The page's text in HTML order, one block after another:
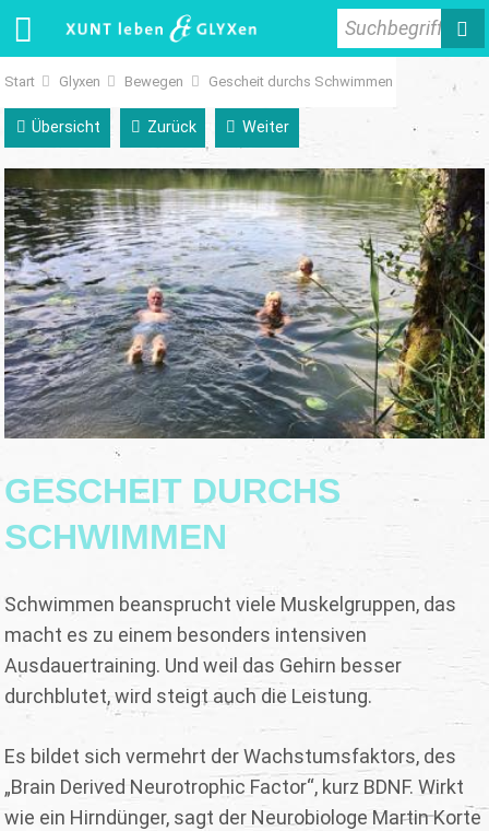
Suchbegriff
Start Glyxen Bewegen Gescheit durchs Schwimmen
Übersicht Zurück Weiter
GESCHEIT DURCHS
SCHWIMMEN
Schwimmen beansprucht viele Muskelgruppen, das
macht es zu einem besonders intensiven
Ausdauertraining. Und weil das Gehirn besser
durchblutet, wird steigt auch die Leistung.
Es bildet sich vermehrt der Wachstumsfaktors, des
„Brain Derived Neurotrophic Factor“, kurz BDNF. Wirkt
wie ein Hirndünger, sagt der Neurobiologe Martin Korte